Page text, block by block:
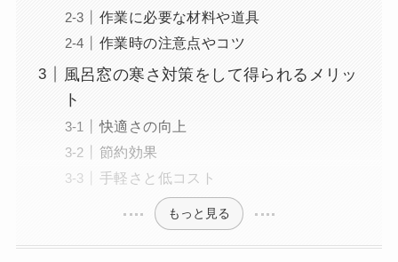
作業に必要な材料や道具
作業時の注意点やコツ
風呂窓の寒さ対策をして得られるメリッ
ト
快適さの向上
節約効果
手軽さと低コスト
もっと見る